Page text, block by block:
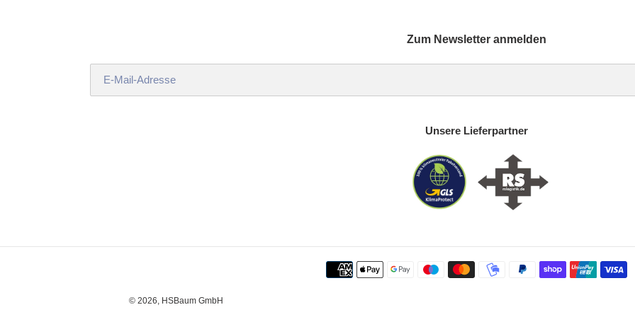
Zum Newsletter anmelden
Unsere Lieferpartner
Zahlungsmethoden
© 2026, HSBaum GmbH